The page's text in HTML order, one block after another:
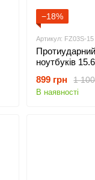
−18%
Артикул: FZ03S-15
ноутбуків
1
899 грн
В наявності